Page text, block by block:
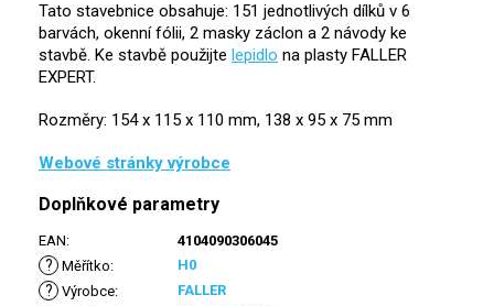
Tato stavebnice obsahuje: 151 jednotlivých dílků v 6
barvách, okenní fólii, 2 masky záclon a 2 návody ke
stavbě. Ke stavbě použijte lepidlo na plasty FALLER
EXPERT.
Rozměry: 154 x 115 x 110 mm, 138 x 95 x 75 mm
Webové stránky výrobce
Doplňkové parametry
EAN: 4104090306045
? Měřítko: H0
? Výrobce:
FALLER